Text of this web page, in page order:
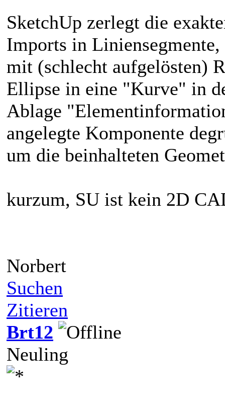
SketchUp zerlegt die
Imports in
mit (schlecht aufgelösten)
Ellipse in eine "Kurve" in
Ablage
angelegte Komponente
um die beinhalteten
kurzum, SU ist kein 2D
Norbert
Suchen
Zitieren
Brt12
Neuling